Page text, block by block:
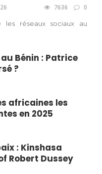
7636 0
les réseaux sociaux au
Bénin : Patrice
?
africaines les
en 2025
: Kinshasa
Robert Dussey